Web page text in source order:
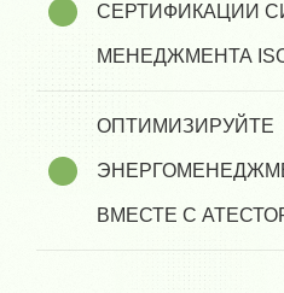
СЕРТИФИКАЦИИ
МЕНЕДЖМЕНТА
ОПТИМИЗИРУЙТЕ
ВМЕСТЕ С